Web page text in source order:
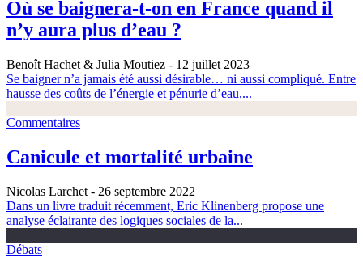
Où se baignera-t-on en France quand il
n’y aura plus d’eau ?
Benoît Hachet & Julia Moutiez - 12 juillet 2023
Se baigner n’a jamais été aussi désirable… ni aussi compliqué. Entre
hausse des coûts de l’énergie et pénurie d’eau,...
Commentaires
Canicule et mortalité urbaine
Nicolas Larchet - 26 septembre 2022
Dans un livre traduit récemment, Eric Klinenberg propose une
analyse éclairante des logiques sociales de la...
Débats